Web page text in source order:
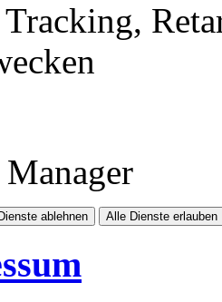
ablehnen Alle Dienste erlauben